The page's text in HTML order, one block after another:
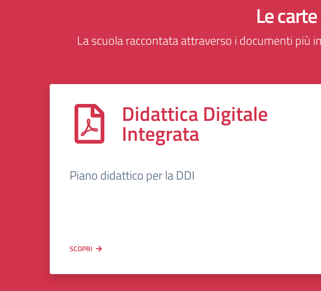
Le
La scuola raccontata attraverso i documenti
Didattica Digitale
Integrata
Piano didattico per la DDI
SCOPRI